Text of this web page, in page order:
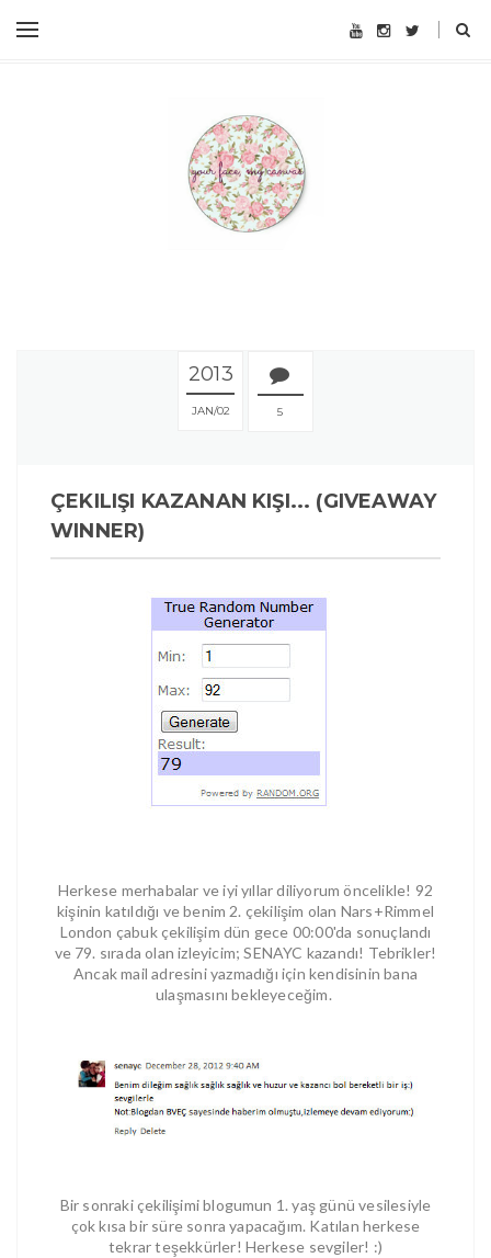
2013
JAN 02 5
ÇEKILIŞI KAZANAN KIŞI... (GIVEAWAY
WINNER)
Herkese merhabalar ve iyi yıllar diliyorum öncelikle! 92
kişinin katıldığı ve benim 2. çekilişim olan Nars+Rimmel
London çabuk çekilişim dün gece 00:00'da sonuçlandı
ve 79. sırada olan izleyicim; SENAYC kazandı! Tebrikler!
Ancak mail adresini yazmadığı için kendisinin bana
ulaşmasını bekleyeceğim.
Bir sonraki çekilişimi blogumun 1. yaş günü vesilesiyle
çok kısa bir süre sonra yapacağım. Katılan herkese
tekrar teşekkürler! Herkese sevgiler! :)